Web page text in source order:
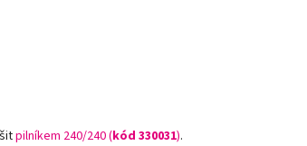
pilníkem 240/240 (kód 330031).